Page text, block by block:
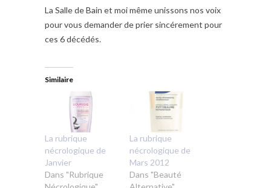
La Salle de Bain et moi même unissons nos voix
pour vous demander de prier sincérement pour
ces 6 décédés.
Similaire
La rubrique
nécrologique de
Janvier
Dans "Rubrique
La rubrique
nécrologique de
Mars 2012
Dans "Beauté